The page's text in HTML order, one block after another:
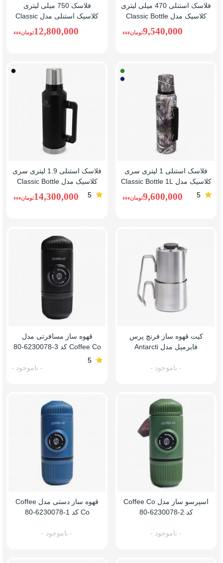
فلاسک استنلی 470 میلی لیتری
کلاسیک مدل Classic Bottle
0.47L
9,540,000تومانءءء
فلاسک 750 میلی لیتری
کلاسیک استنلی مدل Classic
Bottle 0.75L
12,800,000تومانءءء
طرح
شاخ
آبی
فلاسک استنلی 1 لیتری سری
کلاسیک مدل Classic Bottle 1L
5
9,600,000تومانءءء
فلاسک استنلی 1.9 لیتری سری
کلاسیک مدل Classic Bottle
1.9L
5
14,300,000تومانءءء
کیت قهوه ساز فرنچ پرس
فایرمپل مدل Antarcti
- ناموجود -
قهوه ساز مسافرتی مدل
Coffee Co کد 3-6230078-80
5
- ناموجود -
اسپرسو ساز مدل Coffee Co
کد 2-6230078-80
- ناموجود -
قهوه ساز دستی مدل Coffee
Co کد 1-6230078-80
- ناموجود -